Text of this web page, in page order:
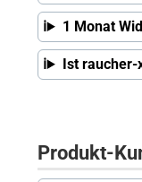
1 Monat
Ist raucher-
Produkt-